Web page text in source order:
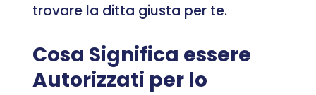
trovare la ditta giusta per te.
Cosa Significa essere
Autorizzati per lo